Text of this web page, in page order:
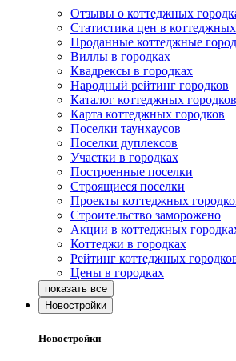
Отзывы о коттеджных
Статистика цен в
Проданные коттеджные
Виллы в городках
Квадрексы в городках
Народный рейтинг городков
Каталог коттеджных городков
Карта коттеджных городков
Поселки таунхаусов
Поселки дуплексов
Участки в городках
Построенные поселки
Строящиеся поселки
Проекты коттеджных
Строительство заморожено
Акции в коттеджных
Коттеджи в городках
Рейтинг коттеджных
Цены в городках
Новостройки
Новостройки